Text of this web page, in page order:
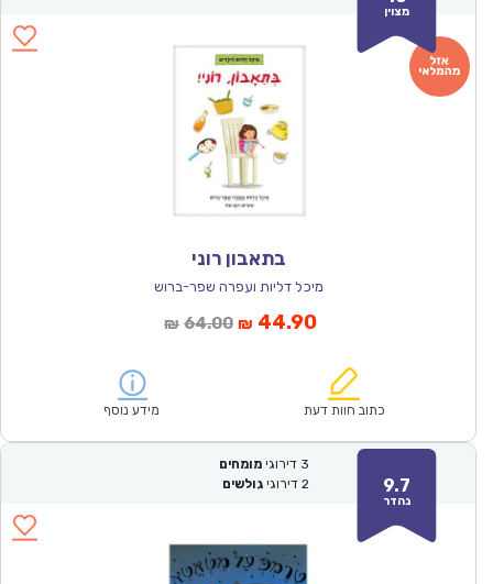
מצוין
בתאבון רוני
מיכל דליות ועפרה שפר-ברוש
₪ 64.00המחיר
₪64.00.
₪ 44.90המחיר
הוא:
כתוב חוות דעת מידע נוסף
9.7
נהדר
3 דירוגי מומחים
2 דירוגי גולשים